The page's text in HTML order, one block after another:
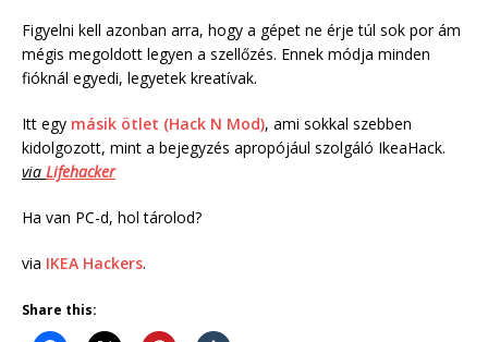
Figyelni kell azonban arra, hogy a gépet ne érje túl sok por ám
mégis megoldott legyen a szellőzés. Ennek módja minden
fióknál egyedi, legyetek kreatívak.
Itt egy másik ötlet (Hack N Mod), ami sokkal szebben
kidolgozott, mint a bejegyzés apropójául szolgáló IkeaHack.
via Lifehacker
Ha van PC-d, hol tárolod?
via IKEA Hackers.
Share this: